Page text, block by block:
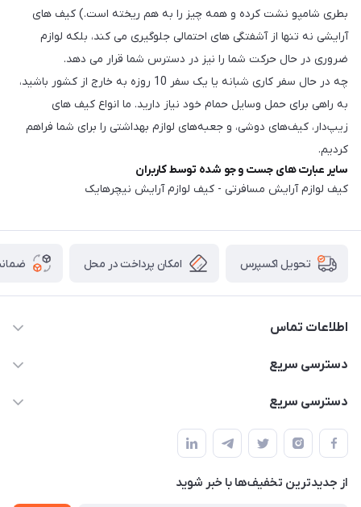
بطری شامپو نشت کرده و همه چیز را به هم ریخته است.) کیف های
آرایشی نه تنها از آشفتگی های احتمالی جلوگیری می کند، بلکه لوازم
ضروری در حال حرکت شما را نیز در دسترس شما قرار می دهد.
چه در حال سفر کاری شبانه یا یک سفر 10 روزه به خارج از کشور باشید،
به راهی برای حمل وسایل حمام خود نیاز دارید. ما انواع کیف های
زیپ‌دار، کیف‌های دوشی، و جعبه‌های لوازم بهداشتی را برای شما فراهم
کردیم.
سایر عبارت های جست و جو شده توسط کاربران
کیف لوازم آرایش مسافرتی - کیف لوازم آرایش نیچرهایک
تحویل اکسپرس امکان پرداخت در محل
اطلاعات تماس
02166456492 - 09121933405
حتما با هماهنگی قبلی
دسترسی سریع
خرید کیسه خواب
چادر بادی
ننو
دسترسی سریع
چادر سرخپوستی
صندلی تاشو
سایه بان کمپینگ
از جدید‌ترین تخفیف‌ها با‌ خبر شوید